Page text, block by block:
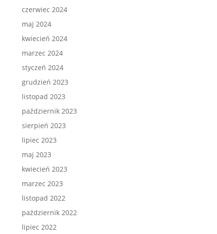
czerwiec 2024
maj 2024
kwiecień 2024
marzec 2024
styczeń 2024
grudzień 2023
listopad 2023
październik 2023
sierpień 2023
lipiec 2023
maj 2023
kwiecień 2023
marzec 2023
listopad 2022
październik 2022
lipiec 2022